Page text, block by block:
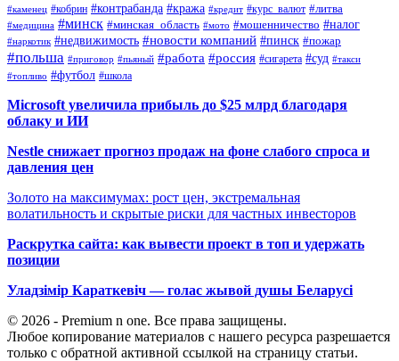
#каменец #кобрин #контрабанда #кража #кредит #курс_валют #литва
#медицина #минск #минская_область #мото #мошенничество #налог
#наркотик #недвижимость #новости компаний #пинск #пожар
#польша #приговор #пьяный #работа #россия #сигарета #суд #такси
#топливо #футбол #школа
Microsoft увеличила прибыль до $25 млрд благодаря
облаку и ИИ
Nestle снижает прогноз продаж на фоне слабого спроса и
давления цен
Золото на максимумах: рост цен, экстремальная
волатильность и скрытые риски для частных инвесторов
Раскрутка сайта: как вывести проект в топ и удержать
позиции
Уладзімір Караткевіч — голас жывой душы Беларусі
© 2026 - Premium n one. Все права защищены.
Любое копирование материалов с нашего ресурса разрешается
только с обратной активной ссылкой на страницу статьи.